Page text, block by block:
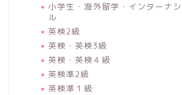
小学生・海外留学・インターナ
ル
英検2級
英検・英検3級
英検・英検４級
英検準2級
英検準１級